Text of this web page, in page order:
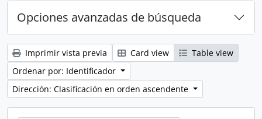
Opciones avanzadas de búsqueda
Imprimir vista previa Card view
Table view
Ordenar por: Identificador
Dirección: Clasificación en orden ascendente